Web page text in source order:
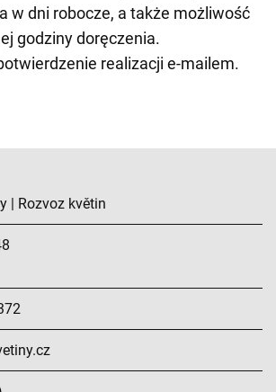
w dni robocze, a także możliwość
godziny doręczenia.
realizacji e-mailem.
| Rozvoz květin